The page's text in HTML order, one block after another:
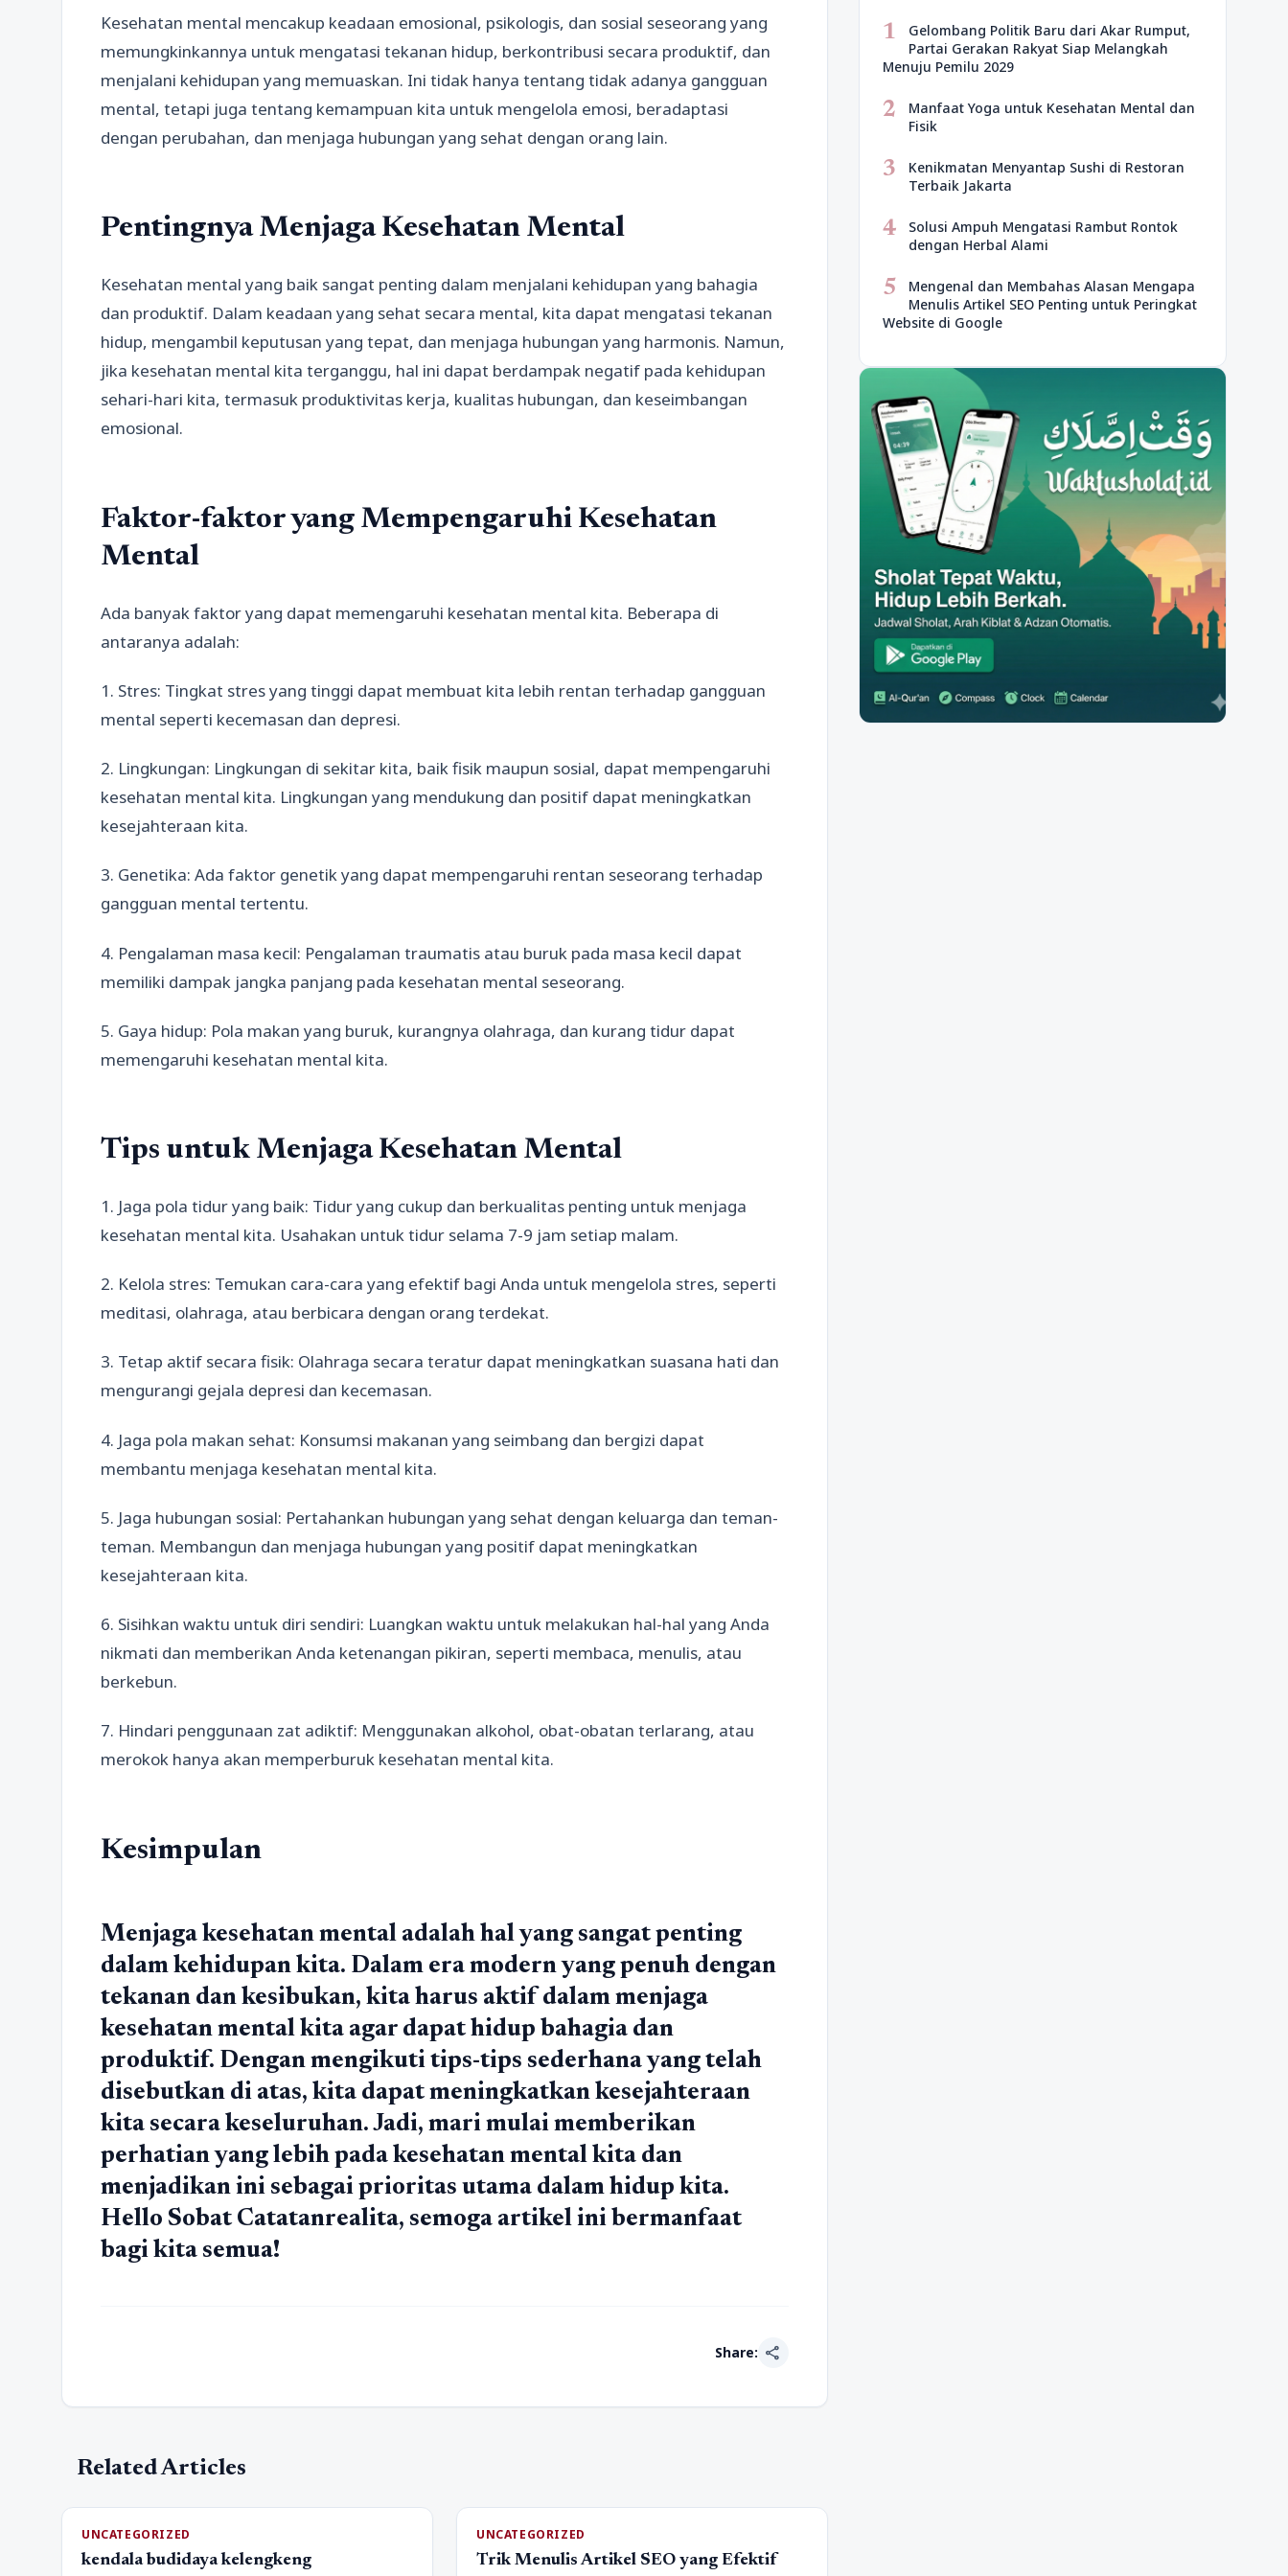
Kesehatan mental mencakup keadaan emosional, psikologis, dan sosial seseorang yang
memungkinkannya untuk mengatasi tekanan hidup, berkontribusi secara produktif, dan
menjalani kehidupan yang memuaskan. Ini tidak hanya tentang tidak adanya gangguan
mental, tetapi juga tentang kemampuan kita untuk mengelola emosi, beradaptasi
dengan perubahan, dan menjaga hubungan yang sehat dengan orang lain.
Pentingnya Menjaga Kesehatan Mental
Kesehatan mental yang baik sangat penting dalam menjalani kehidupan yang bahagia
dan produktif. Dalam keadaan yang sehat secara mental, kita dapat mengatasi tekanan
hidup, mengambil keputusan yang tepat, dan menjaga hubungan yang harmonis. Namun,
jika kesehatan mental kita terganggu, hal ini dapat berdampak negatif pada kehidupan
sehari-hari kita, termasuk produktivitas kerja, kualitas hubungan, dan keseimbangan
emosional.
Faktor-faktor yang Mempengaruhi Kesehatan
Mental
Ada banyak faktor yang dapat memengaruhi kesehatan mental kita. Beberapa di
antaranya adalah:
1. Stres: Tingkat stres yang tinggi dapat membuat kita lebih rentan terhadap gangguan
mental seperti kecemasan dan depresi.
2. Lingkungan: Lingkungan di sekitar kita, baik fisik maupun sosial, dapat mempengaruhi
kesehatan mental kita. Lingkungan yang mendukung dan positif dapat meningkatkan
kesejahteraan kita.
3. Genetika: Ada faktor genetik yang dapat mempengaruhi rentan seseorang terhadap
gangguan mental tertentu.
4. Pengalaman masa kecil: Pengalaman traumatis atau buruk pada masa kecil dapat
memiliki dampak jangka panjang pada kesehatan mental seseorang.
5. Gaya hidup: Pola makan yang buruk, kurangnya olahraga, dan kurang tidur dapat
memengaruhi kesehatan mental kita.
Tips untuk Menjaga Kesehatan Mental
1. Jaga pola tidur yang baik: Tidur yang cukup dan berkualitas penting untuk menjaga
kesehatan mental kita. Usahakan untuk tidur selama 7-9 jam setiap malam.
2. Kelola stres: Temukan cara-cara yang efektif bagi Anda untuk mengelola stres, seperti
meditasi, olahraga, atau berbicara dengan orang terdekat.
3. Tetap aktif secara fisik: Olahraga secara teratur dapat meningkatkan suasana hati dan
mengurangi gejala depresi dan kecemasan.
4. Jaga pola makan sehat: Konsumsi makanan yang seimbang dan bergizi dapat
membantu menjaga kesehatan mental kita.
5. Jaga hubungan sosial: Pertahankan hubungan yang sehat dengan keluarga dan teman-
teman. Membangun dan menjaga hubungan yang positif dapat meningkatkan
kesejahteraan kita.
6. Sisihkan waktu untuk diri sendiri: Luangkan waktu untuk melakukan hal-hal yang Anda
nikmati dan memberikan Anda ketenangan pikiran, seperti membaca, menulis, atau
berkebun.
7. Hindari penggunaan zat adiktif: Menggunakan alkohol, obat-obatan terlarang, atau
merokok hanya akan memperburuk kesehatan mental kita.
Kesimpulan
Menjaga kesehatan mental adalah hal yang sangat penting
dalam kehidupan kita. Dalam era modern yang penuh dengan
tekanan dan kesibukan, kita harus aktif dalam menjaga
kesehatan mental kita agar dapat hidup bahagia dan
produktif. Dengan mengikuti tips-tips sederhana yang telah
disebutkan di atas, kita dapat meningkatkan kesejahteraan
kita secara keseluruhan. Jadi, mari mulai memberikan
perhatian yang lebih pada kesehatan mental kita dan
menjadikan ini sebagai prioritas utama dalam hidup kita.
Hello Sobat Catatanrealita, semoga artikel ini bermanfaat
bagi kita semua!
Share: share
Related Articles
UNCATEGORIZED
kendala budidaya kelengkeng
UNCATEGORIZED
Trik Menulis Artikel SEO yang Efektif
1
Gelombang Politik Baru dari Akar Rumput,
Partai Gerakan Rakyat Siap Melangkah
Menuju Pemilu 2029
2
Manfaat Yoga untuk Kesehatan Mental dan
Fisik
3
Kenikmatan Menyantap Sushi di Restoran
Terbaik Jakarta
4
Solusi Ampuh Mengatasi Rambut Rontok
dengan Herbal Alami
5
Mengenal dan Membahas Alasan Mengapa
Menulis Artikel SEO Penting untuk Peringkat
Website di Google